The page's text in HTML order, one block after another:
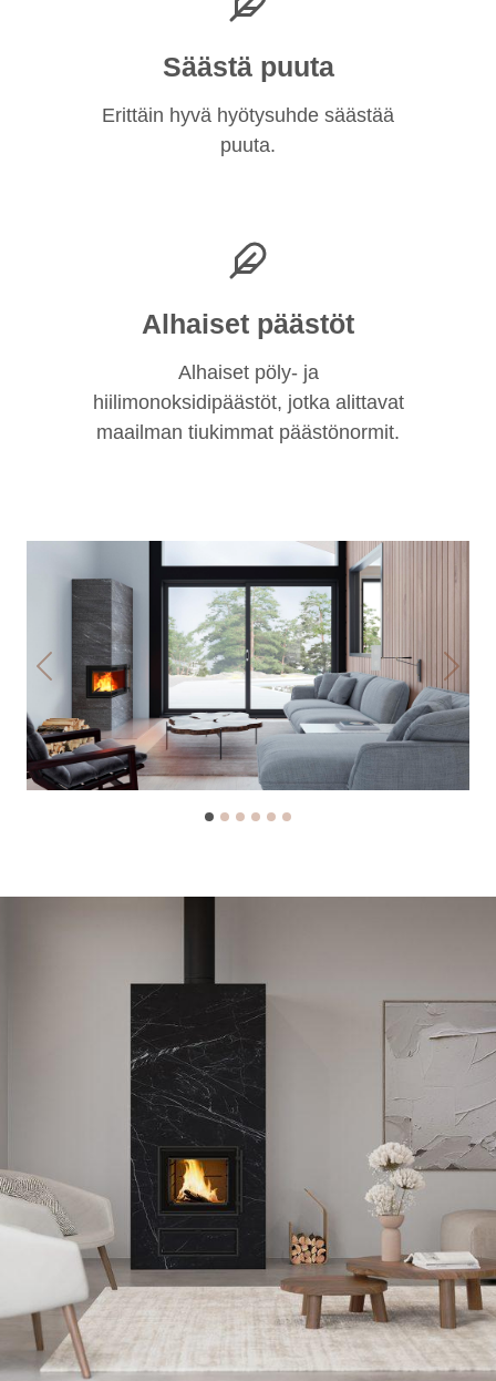
Säästä puuta
Erittäin hyvä hyötysuhde säästää
puuta.
Alhaiset päästöt
Alhaiset pöly- ja
hiilimonoksidipäästöt, jotka alittavat
maailman tiukimmat päästönormit.
Previous Next